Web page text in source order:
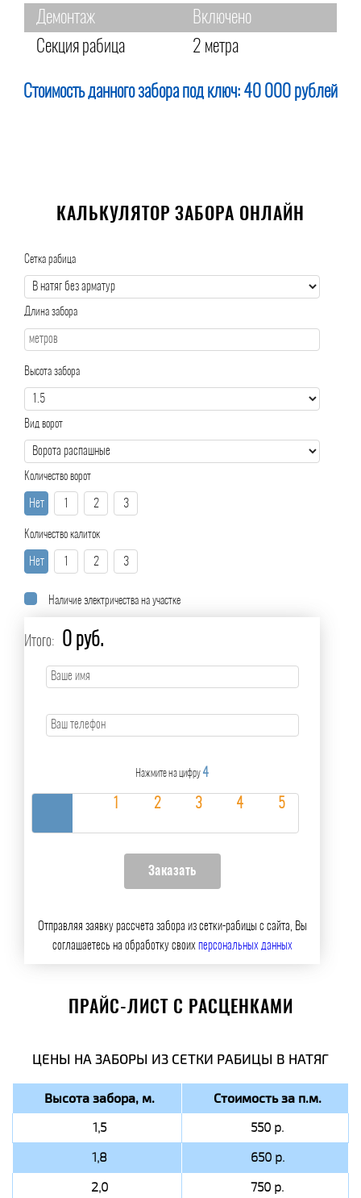
Демонтаж
Включено
Секция рабица
2 метра
Стоимость данного забора под ключ: 40 000 рублей
КАЛЬКУЛЯТОР ЗАБОРА ОНЛАЙН
Сетка рабица
Длина забора
Высота забора
Вид ворот
Количество ворот
Нет 2 3
Количество калиток
Нет 2 3
Наличие электричества на участке
Итого: 0 руб.
Нажмите на цифру 4
Отправляя заявку рассчета забора из сетки-рабицы с сайта, Вы
соглашаетесь на обработку своих персональных данных
ПРАЙС-ЛИСТ С РАСЦЕНКАМИ
ЦЕНЫ НА ЗАБОРЫ ИЗ СЕТКИ РАБИЦЫ В НАТЯГ
Высота забора, м. Стоимость за п.м.
1,5
550 р.
1,8
650 р.
2,0
750 р.